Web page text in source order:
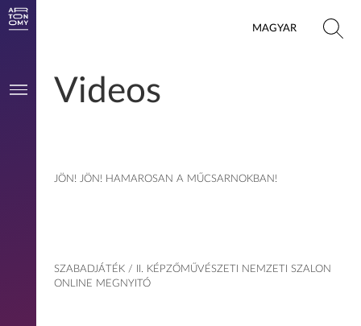
MAGYAR
Videos
JÖN! JÖN! HAMAROSAN A MŰCSARNOKBAN!
SZABADJÁTÉK / II. KÉPZŐMŰVÉSZETI NEMZETI SZALON
ONLINE MEGNYITÓ